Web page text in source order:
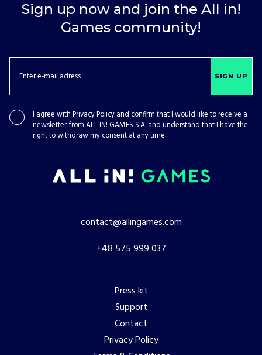
Sign up now and join the All in!
Games community!
SIGN UP
I agree with Privacy Policy and confirm that I would like to receive a
newsletter from ALL IN! GAMES S.A. and understand that I have the
right to withdraw my consent at any time.
contact@allingames.com
+48 575 999 037
Press kit
Support
Contact
Privacy Policy